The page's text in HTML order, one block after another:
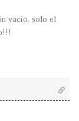
vacío, solo el